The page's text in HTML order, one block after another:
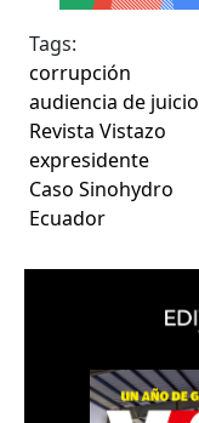
Tags:
corrupción
audiencia de juicio
Revista Vistazo
expresidente
Caso Sinohydro
Ecuador